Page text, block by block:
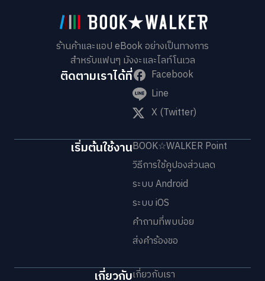
ร้านค้าและแอป eBook อย่างเป็นทางการ
สำหรับแฟนๆ มังงะและไลท์โนเวล
ติดตามเราได้ที่
Facebook
Line
X (Twitter)
เริ่มต้นใช้งานBOOK☆WALKER Point
วิธีการใช้คูปองส่วนลด
ระบบ Android
ระบบ iOS
คำถามที่พบบ่อย
ส่งคำร้องขอ
เกี่ยวกับเกี่ยวกับเรา